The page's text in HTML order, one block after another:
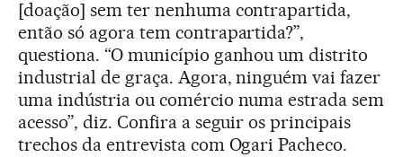
[doação] sem ter nenhuma contrapartida,
então só agora tem contrapartida?”,
questiona. “O município ganhou um distrito
industrial de graça. Agora, ninguém vai fazer
uma indústria ou comércio numa estrada sem
acesso”, diz. Confira a seguir os principais
trechos da entrevista com Ogari Pacheco.